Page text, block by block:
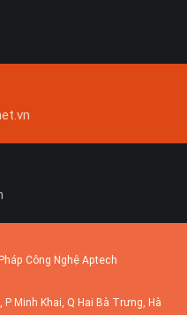
thiết kế không theo
hầu...
Corona trong 12
Công Nghệ Aptech
Minh Khai, Q Hai Bà Trưng, Hà